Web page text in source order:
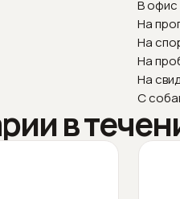
В офис
На
На
На
На
С
в